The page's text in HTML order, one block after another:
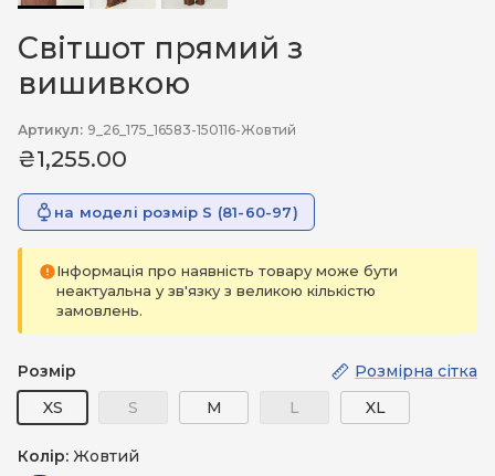
Світшот прямий з
вишивкою
Артикул: 9_26_175_16583-150116-Жовтий
₴1,255.00
на моделі розмір S (81-60-97)
Інформація про наявність товару може бути
неактуальна у зв'язку з великою кількістю
замовлень.
Розмір
Розмірна сітка
XS
S M L XL
Колір: Жовтий